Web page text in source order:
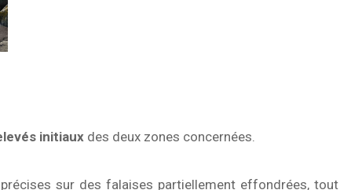
initiaux des deux zones concernées.
sur des falaises partiellement effondrées,